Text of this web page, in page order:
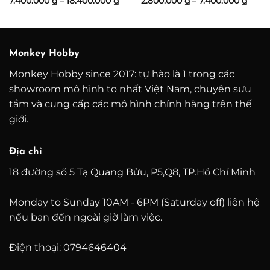
giá:
giá:
Monkey Hobby
Monkey Hobby since 2017: tự hào là 1 trong các
showroom mô hình to nhất Việt Nam, chuyên sưu
tầm và cung cấp các mô hình chính hãng trên thế
giới.
Địa chỉ
18 đường số 5 Tạ Quang Bửu, P5,Q8, TP.Hồ Chí Minh
Monday to Sunday 10AM - 6PM (Saturday off) liên hệ
nếu bạn đến ngoài giờ làm việc.
Điện thoại: 0794646404